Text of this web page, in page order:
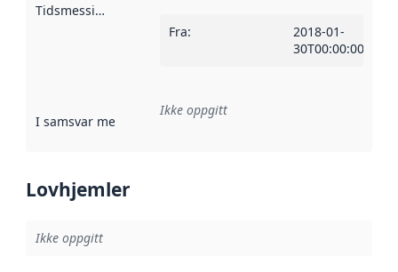
Tidsmessig avgrensning
Fra:
2018-01-
30T00:00:00Z
I samsvar med Referanse til en implementasjonsregel
Ikke oppgitt
Lovhjemler
Ikke oppgitt